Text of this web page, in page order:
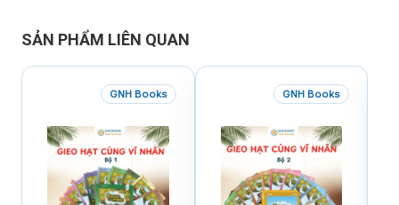
SẢN PHẨM LIÊN QUAN
GNH Books GNH Books